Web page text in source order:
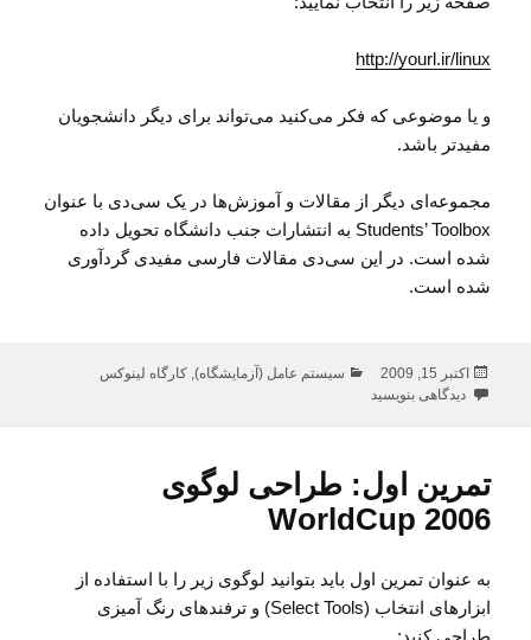
http://yourl.ir/linux
و یا موضوعی که فکر می‌کنید می‌تواند برای دیگر دانشجویان
مفیدتر باشد.
مجموعه‌ای دیگر از مقالات و آموزش‌ها در یک سی‌دی با عنوان
Students’ Toolbox به انتشارات جنب دانشگاه تحویل داده
شده است. در این سی‌دی مقالات فارسی مفیدی گردآوری
شده است.
ارسال
شده
اکتبر 15, 2009 دسته‌ها
سیستم عامل (آزمایشگاه),کارگاه لینوکس
برای موضوعات سمینار در کارگاه لینوکس
دیدگاهی بنویسید
تمرین اول: طراحی لوگوی
WorldCup 2006
به عنوان تمرین اول باید بتوانید لوگوی زیر را با استفاده از
ابزارهای انتخاب (Select Tools) و ترفندهای رنگ آمیزی
طراحی کنید: